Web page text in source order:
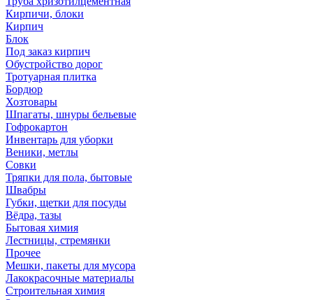
Кирпичи, блоки
Кирпич
Блок
Под заказ кирпич
Обустройство дорог
Тротуарная плитка
Бордюр
Хозтовары
Шпагаты, шнуры бельевые
Гофрокартон
Инвентарь для уборки
Веники, метлы
Совки
Тряпки для пола, бытовые
Швабры
Губки, щетки для посуды
Вёдра, тазы
Бытовая химия
Лестницы, стремянки
Прочее
Мешки, пакеты для мусора
Лакокрасочные материалы
Строительная химия